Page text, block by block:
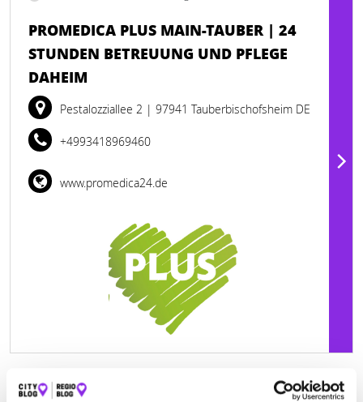
PROMEDICA PLUS MAIN-TAUBER | 24
STUNDEN BETREUUNG UND PFLEGE
DAHEIM
Pestalozziallee 2 | 97941 Tauberbischofsheim DE
+4993418969460
www.promedica24.de